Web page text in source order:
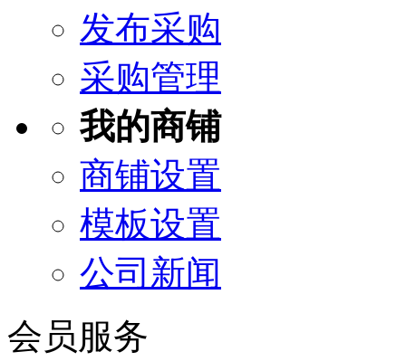
发布采购
采购管理
我的商铺
商铺设置
模板设置
公司新闻
会员服务